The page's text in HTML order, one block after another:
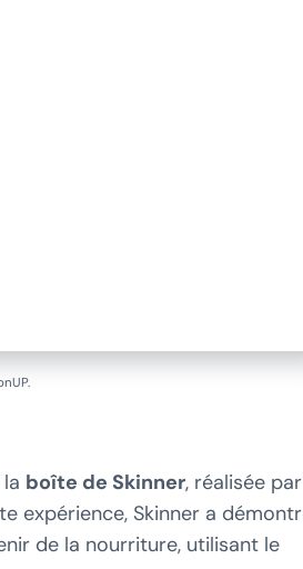
boîte de Skinner, réalisée
expérience, Skinner a
de la nourriture, utilisant le